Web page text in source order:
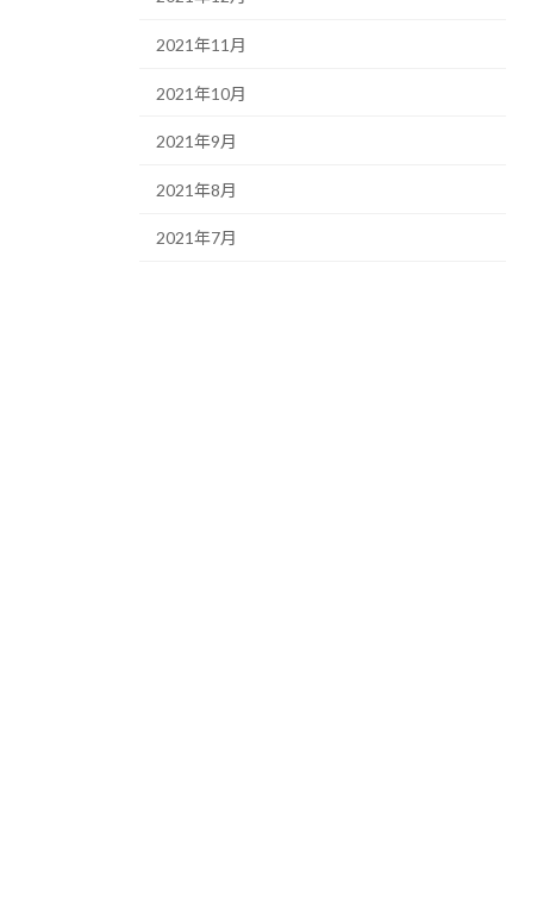
2021年11月
2021年10月
2021年9月
2021年8月
2021年7月